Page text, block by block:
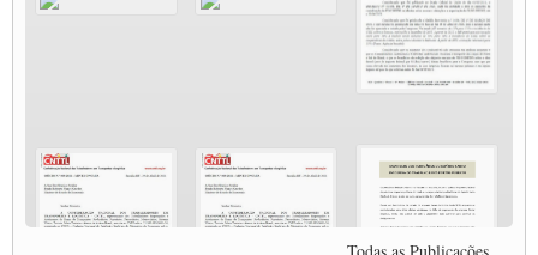
Participe da Campanha Fora Bolsonaro
CNTTL e FECOOTAC apoiam Campanha de testes de COVID-19 para
MODAL-LIVE#8 - Lideranças sindicais da CNTTL, CGTB e dos caminhoneiros
O PAPEL DA ITF E FUTAC NAS LUTAS, EMPREGO, DIREITOS EM
ESCALA GLOBAL E DA DEFESA DA VIDA
Modal-Live #6: Com participação especial do professor da Unisinos e Doutor em
Ciências da Comunicação da USP, Rafael Grohmann, que coordena uma pesquisa